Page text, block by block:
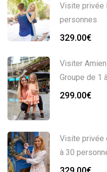
Visite privée
personnes
329.00€
Visiter
Groupe de 1
299.00€
Visite privée
à 30